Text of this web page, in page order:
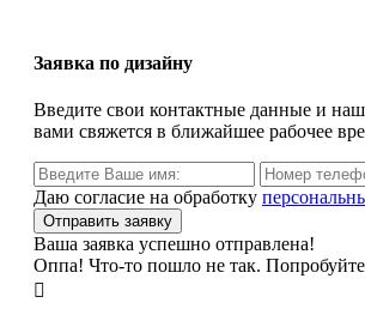
Заявка по дизайну
Введите свои контактные данные и
вами свяжется в ближайшее рабочее
Даю согласие на обработку
Ваша заявка успешно отправлена!
Оппа! Что-то пошло не так.
